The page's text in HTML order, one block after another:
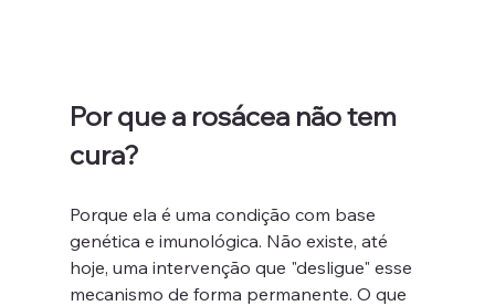
Por que a rosácea não tem
cura?
Porque ela é uma condição com base
genética e imunológica. Não existe, até
hoje, uma intervenção que "desligue" esse
mecanismo de forma permanente. O que